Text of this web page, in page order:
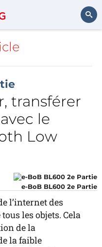
transférer
le
Low
e-BoB BL600 2e Partie
l’internet des
les objets. Cela
de la
la faible